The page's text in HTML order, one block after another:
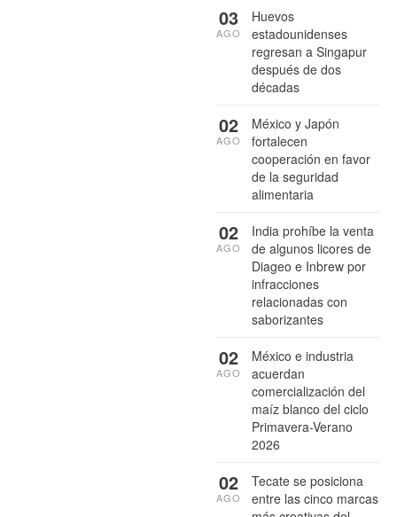
Huevos
estadounidenses
regresan a Singapur
después de dos
décadas
03
AGO
México y Japón
fortalecen
cooperación en favor
de la seguridad
alimentaria
02
AGO
India prohíbe la venta
de algunos licores de
Diageo e Inbrew por
infracciones
relacionadas con
saborizantes
02
AGO
México e industria
acuerdan
comercialización del
maíz blanco del ciclo
Primavera-Verano
2026
02
AGO
Tecate se posiciona
entre las cinco marcas
02
AGO